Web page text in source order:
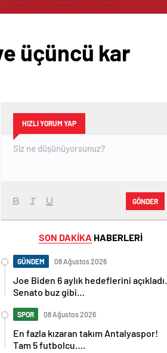
üçüncü kar
HIZLI YORUM YAP
GÖNDER
SON DAKİKA HABERLERİ
GÜNDEM 08 Ağustos 2026
Joe Biden 6 aylık hedeflerini açıkladı.
Senato buz gibi…
SPOR 08 Ağustos 2026
En fazla kızaran takım Antalyaspor!
Tam 5 futbolcu….